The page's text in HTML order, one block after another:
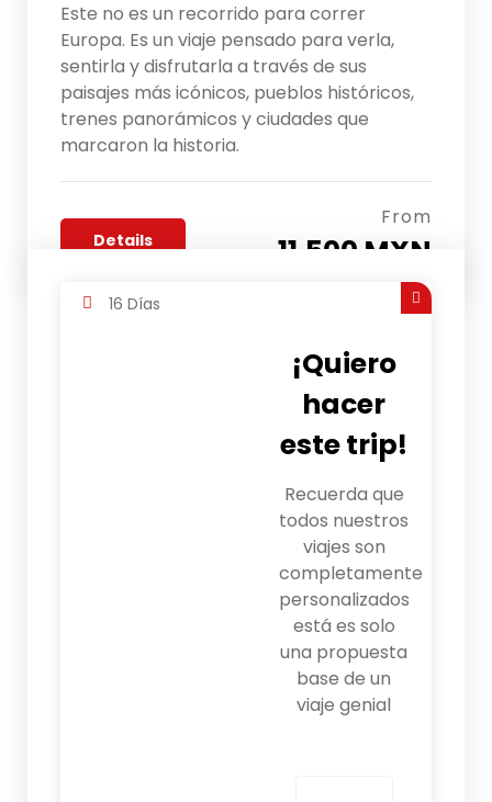
Este no es un recorrido para correr
Europa. Es un viaje pensado para verla,
sentirla y disfrutarla a través de sus
paisajes más icónicos, pueblos históricos,
trenes panorámicos y ciudades que
marcaron la historia.
Details
From
11,500 MXN
16 Días
¡Quiero
hacer
este trip!
Recuerda que
todos nuestros
viajes son
completamente
personalizados
está es solo
una propuesta
base de un
viaje genial